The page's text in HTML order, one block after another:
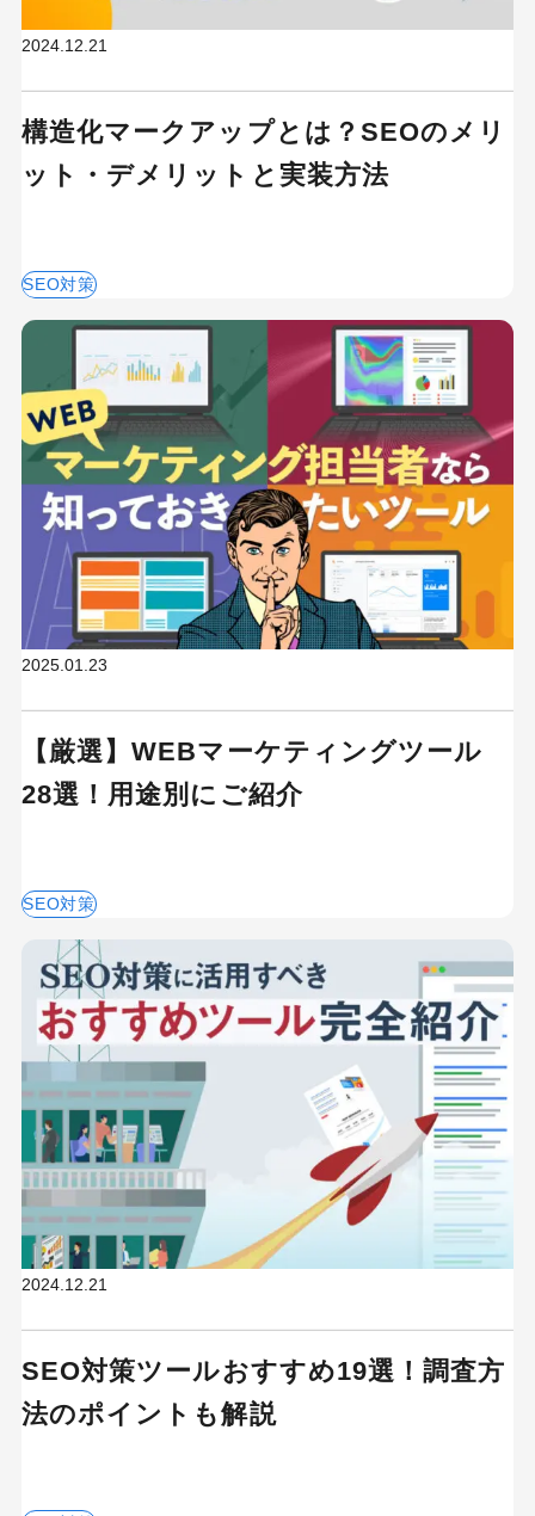
2024.12.21
構造化マークアップとは？SEOのメリ
ット・デメリットと実装方法
SEO対策
2025.01.23
【厳選】WEBマーケティングツール
28選！用途別にご紹介
SEO対策
2024.12.21
SEO対策ツールおすすめ19選！調査方
法のポイントも解説